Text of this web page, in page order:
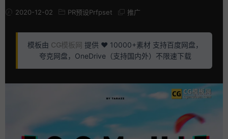
2020-12-02 PR预设Prfpset 推广
模板由 CG模板网 提供 ❤️ 10000+素材 支持百度网盘，
夸克网盘，OneDrive（支持国内外）不限速下载